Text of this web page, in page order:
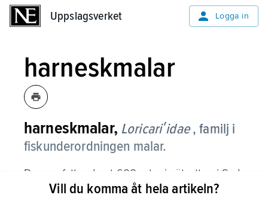
Uppslagsverket Logga in
harneskmalar
harneskmalar, Loricariʹidae , familj i
fiskunderordningen malar.
Den omfattar drygt 600 arter i sötvatten i Syd-
och Centralamerika. De blir mellan 5 och 75
Vill du komma åt hela artikeln?